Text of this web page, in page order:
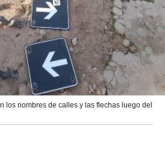
los nombres de calles y las flechas luego del